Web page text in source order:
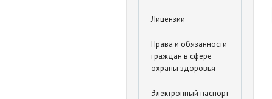
Лицензии
Права и обязанности
граждан в сфере
охраны здоровья
Электронный паспорт